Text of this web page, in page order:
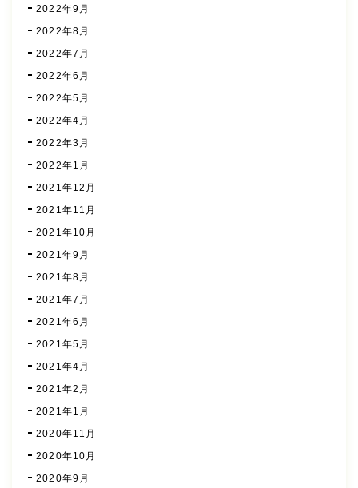
2022年9月
2022年8月
2022年7月
2022年6月
2022年5月
2022年4月
2022年3月
2022年1月
2021年12月
2021年11月
2021年10月
2021年9月
2021年8月
2021年7月
2021年6月
2021年5月
2021年4月
2021年2月
2021年1月
2020年11月
2020年10月
2020年9月